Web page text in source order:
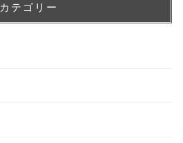
カテゴリー